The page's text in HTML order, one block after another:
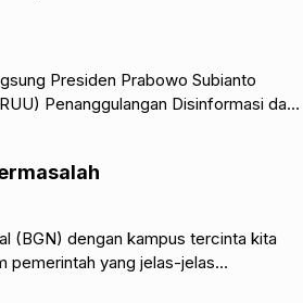
Presiden Prabowo Subianto
Penanggulangan Disinformasi dan
(BGN) dengan kampus tercinta kita
pemerintah yang jelas-jelas